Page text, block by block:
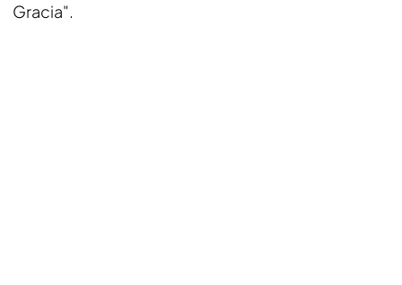
Gracia".